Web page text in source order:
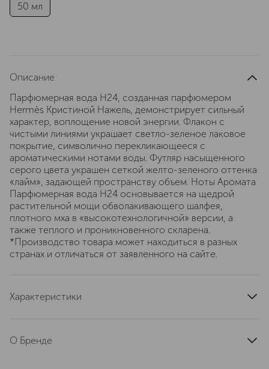
50 мл
Описание
Парфюмерная вода H24, созданная парфюмером
Hermès Кристиной Нажель, демонстрирует сильный
характер, воплощение новой энергии. Флакон с
чистыми линиями украшает светло-зеленое лаковое
покрытие, символично перекликающееся с
ароматическими нотами воды. Футляр насыщенного
серого цвета украшен сеткой желто-зеленого оттенка
«лайм», задающей пространству объем. Ноты Аромата
Парфюмерная вода H24 основывается на щедрой
растительной мощи обволакивающего шалфея,
плотного мха в «высокотехнологичной» версии, а
также теплого и проникновенного скларена.
*Производство товара может находиться в разных
странах и отличаться от заявленного на сайте.
Характеристики
артикул
О Бренде